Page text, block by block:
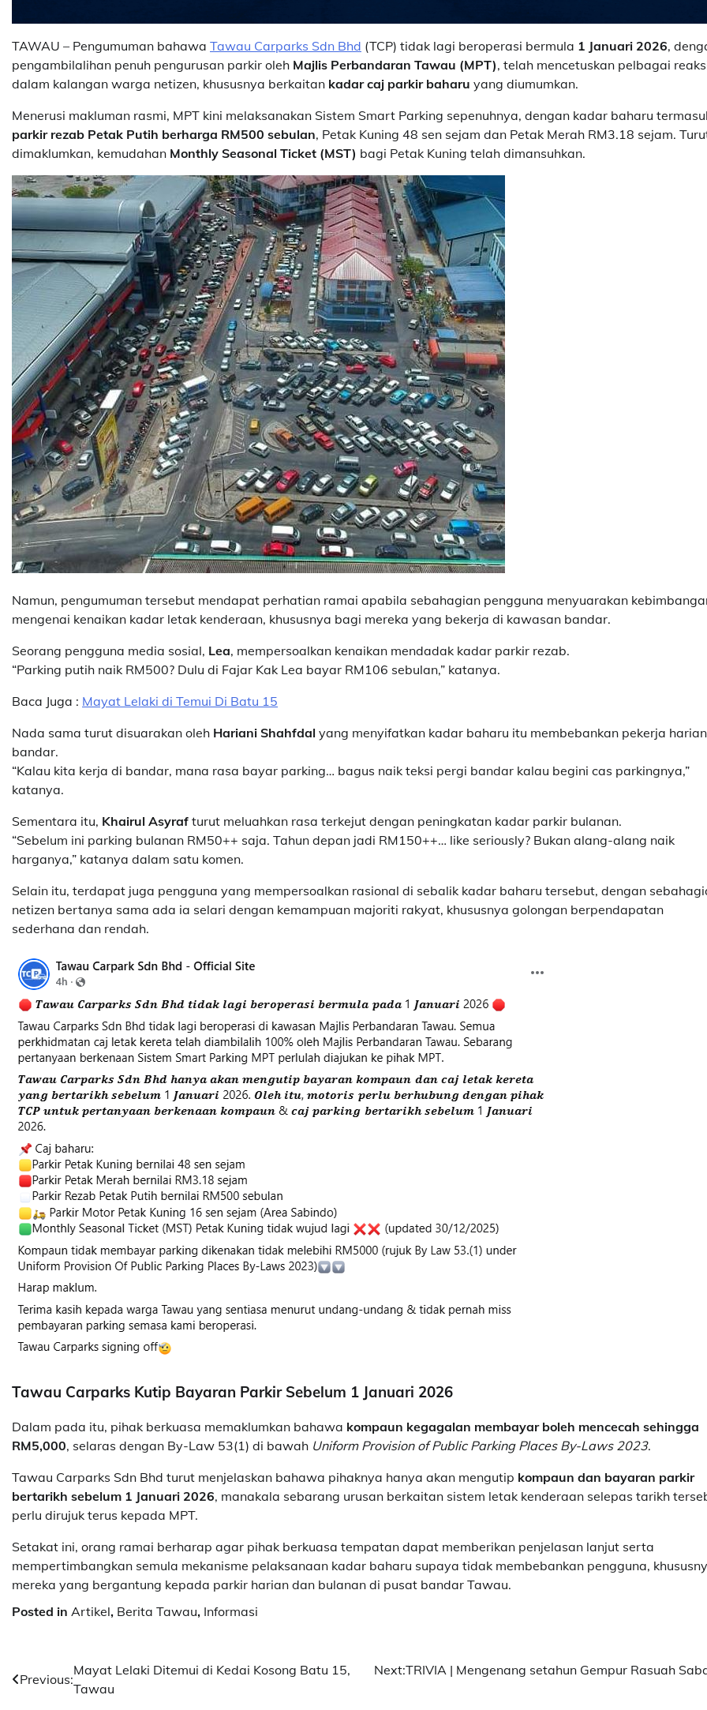
TAWAU – Pengumuman bahawa Tawau Carparks Sdn Bhd (TCP) tidak lagi beroperasi bermula 1 Januari 2026,
pengambilalihan penuh pengurusan parkir oleh Majlis Perbandaran Tawau (MPT), telah mencetuskan pelbagai
dalam kalangan warga netizen, khususnya berkaitan kadar caj parkir baharu yang diumumkan.
Menerusi makluman rasmi, MPT kini melaksanakan Sistem Smart Parking sepenuhnya, dengan kadar baharu
parkir rezab Petak Putih berharga RM500 sebulan, Petak Kuning 48 sen sejam dan Petak Merah RM3.18 sejam.
dimaklumkan, kemudahan Monthly Seasonal Ticket (MST) bagi Petak Kuning telah dimansuhkan.
Namun, pengumuman tersebut mendapat perhatian ramai apabila sebahagian pengguna menyuarakan
mengenai kenaikan kadar letak kenderaan, khususnya bagi mereka yang bekerja di kawasan bandar.
Seorang pengguna media sosial, Lea, mempersoalkan kenaikan mendadak kadar parkir rezab.
“Parking putih naik RM500? Dulu di Fajar Kak Lea bayar RM106 sebulan,” katanya.
Baca Juga : Mayat Lelaki di Temui Di Batu 15
Nada sama turut disuarakan oleh Hariani Shahfdal yang menyifatkan kadar baharu itu membebankan pekerja
bandar.
“Kalau kita kerja di bandar, mana rasa bayar parking… bagus naik teksi pergi bandar kalau begini cas parkingnya,”
katanya.
Sementara itu, Khairul Asyraf turut meluahkan rasa terkejut dengan peningkatan kadar parkir bulanan.
“Sebelum ini parking bulanan RM50++ saja. Tahun depan jadi RM150++… like seriously? Bukan alang-alang naik
harganya,” katanya dalam satu komen.
Selain itu, terdapat juga pengguna yang mempersoalkan rasional di sebalik kadar baharu tersebut, dengan
netizen bertanya sama ada ia selari dengan kemampuan majoriti rakyat, khususnya golongan berpendapatan
sederhana dan rendah.
Tawau Carparks Kutip Bayaran Parkir Sebelum 1 Januari 2026
Dalam pada itu, pihak berkuasa memaklumkan bahawa kompaun kegagalan membayar boleh mencecah sehingga
RM5,000, selaras dengan By-Law 53(1) di bawah Uniform Provision of Public Parking Places By-Laws 2023.
Tawau Carparks Sdn Bhd turut menjelaskan bahawa pihaknya hanya akan mengutip kompaun dan bayaran parkir
bertarikh sebelum 1 Januari 2026, manakala sebarang urusan berkaitan sistem letak kenderaan selepas tarikh
perlu dirujuk terus kepada MPT.
Setakat ini, orang ramai berharap agar pihak berkuasa tempatan dapat memberikan penjelasan lanjut serta
mempertimbangkan semula mekanisme pelaksanaan kadar baharu supaya tidak membebankan pengguna,
mereka yang bergantung kepada parkir harian dan bulanan di pusat bandar Tawau.
Posted in Artikel, Berita Tawau, Informasi
Post
Previous:
Mayat Lelaki Ditemui di Kedai Kosong Batu 15,
Tawau
Next:TRIVIA | Mengenang setahun Gempur Rasuah